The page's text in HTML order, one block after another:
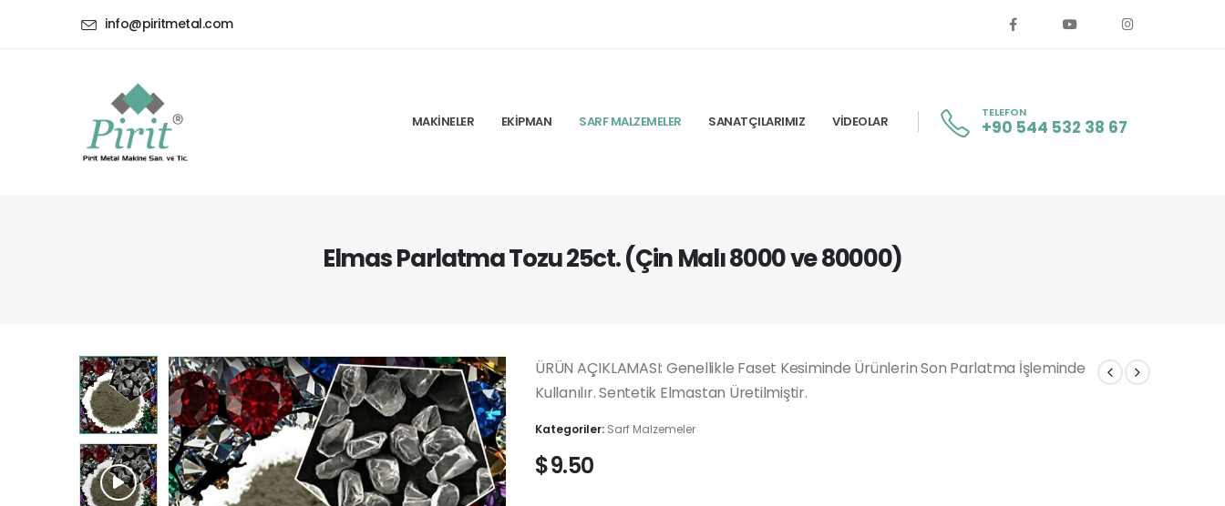
info@piritmetal.com
MAKINELER EKIPMAN SARF MALZEMELER SANATÇILARIMIZ VIDEOLAR
TELEFON
+90 544 532 38 67
Elmas Parlatma Tozu 25ct. (Çin Malı 8000 ve 80000)
ÜRÜN AÇIKLAMASI: Genellikle Faset Kesiminde Ürünlerin Son Parlatma İşleminde
Kullanılır. Sentetik Elmastan Üretilmiştir.
Kategoriler: Sarf Malzemeler
$9.50